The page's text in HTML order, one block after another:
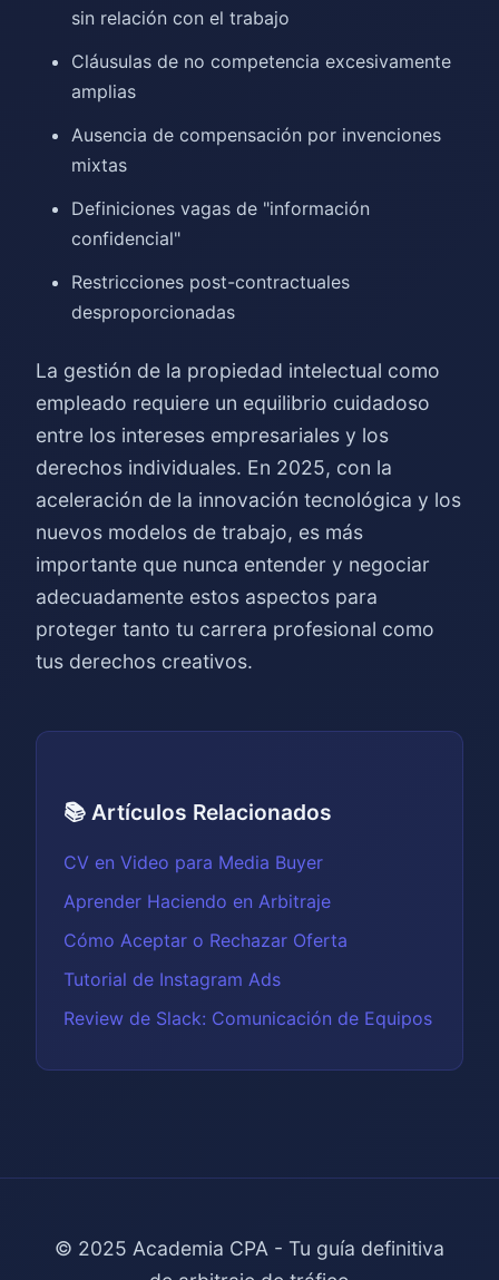
sin relación con el trabajo
Cláusulas de no competencia excesivamente
amplias
Ausencia de compensación por invenciones
mixtas
Definiciones vagas de "información
confidencial"
Restricciones post-contractuales
desproporcionadas
La gestión de la propiedad intelectual como
empleado requiere un equilibrio cuidadoso
entre los intereses empresariales y los
derechos individuales. En 2025, con la
aceleración de la innovación tecnológica y los
nuevos modelos de trabajo, es más
importante que nunca entender y negociar
adecuadamente estos aspectos para
proteger tanto tu carrera profesional como
tus derechos creativos.
📚 Artículos Relacionados
CV en Video para Media Buyer
Aprender Haciendo en Arbitraje
Cómo Aceptar o Rechazar Oferta
Tutorial de Instagram Ads
Review de Slack: Comunicación de Equipos
© 2025 Academia CPA - Tu guía definitiva